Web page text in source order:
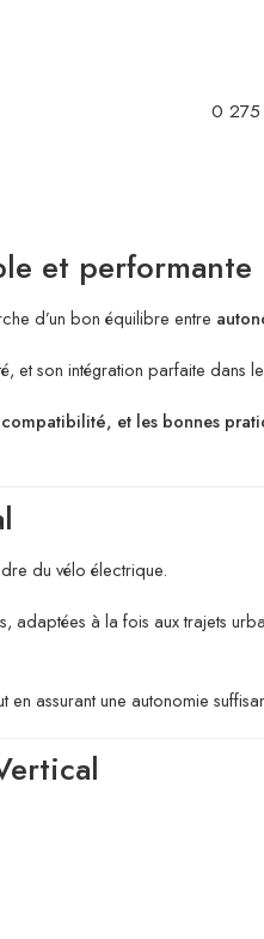
0
et
d’un bon équilibre entre
son intégration parfaite dans
et les bonnes
du vélo électrique.
à la fois aux trajets
en assurant une autonomie